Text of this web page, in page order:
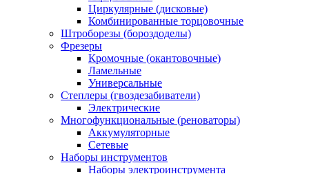
Циркулярные (дисковые)
Комбинированные торцовочные
Штроборезы (бороздоделы)
Фрезеры
Кромочные (окантовочные)
Ламельные
Универсальные
Степлеры (гвоздезабиватели)
Электрические
Многофункциональные (реноваторы)
Аккумуляторные
Сетевые
Наборы инструментов
Наборы электроинструмента